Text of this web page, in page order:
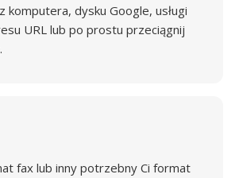
komputera, dysku Google, usługi
URL lub po prostu przeciągnij
fax lub inny potrzebny Ci format